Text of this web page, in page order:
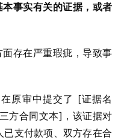
事实有关的证据，或者
存在严重瑕疵，导致事
原审中提交了 [证据名
方合同文本]，该证据对
支付款项、双方存在合